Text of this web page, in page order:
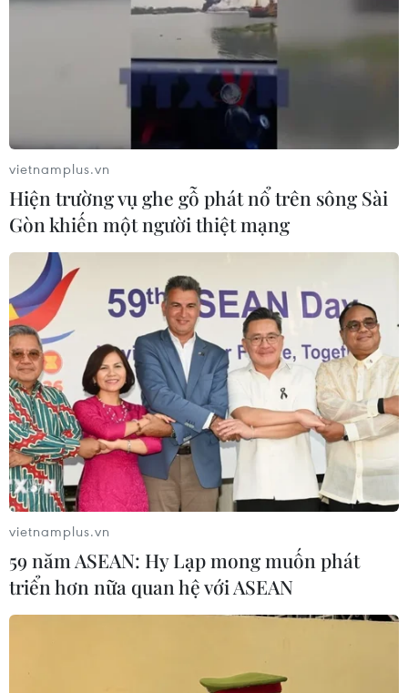
vietnamplus.vn
Hiện trường vụ ghe gỗ phát nổ trên sông Sài
Gòn khiến một người thiệt mạng
vietnamplus.vn
59 năm ASEAN: Hy Lạp mong muốn phát
triển hơn nữa quan hệ với ASEAN